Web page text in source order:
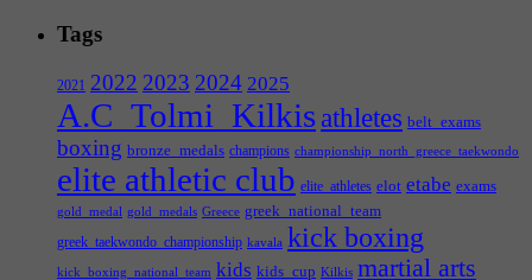
Tags
2021 2022 2023 2024 2025
A.C_Tolmi_Kilkis athletes belt_exams
boxing bronze_medals champions championship_north_greece_taekwondo
elite athletic club elite_athletes elot etabe exams
gold_medal gold_medals Greece greek_national_team
greek_taekwondo_championship kavala kick boxing
kick_boxing_national_team kids kids_cup Kilkis martial arts